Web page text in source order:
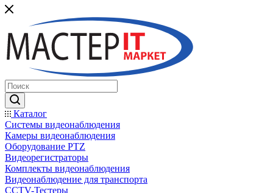
Каталог
Системы видеонаблюдения
Камеры видеонаблюдения
Оборудование PTZ
Видеорегистраторы
Комплекты видеонаблюдения
Видеонаблюдение для транспорта
CCTV-Тестеры